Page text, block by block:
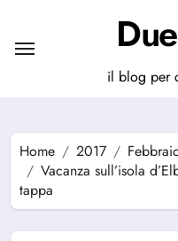
contenuto
il blog per
Home 2017
Vacanza sull’isola
tappa